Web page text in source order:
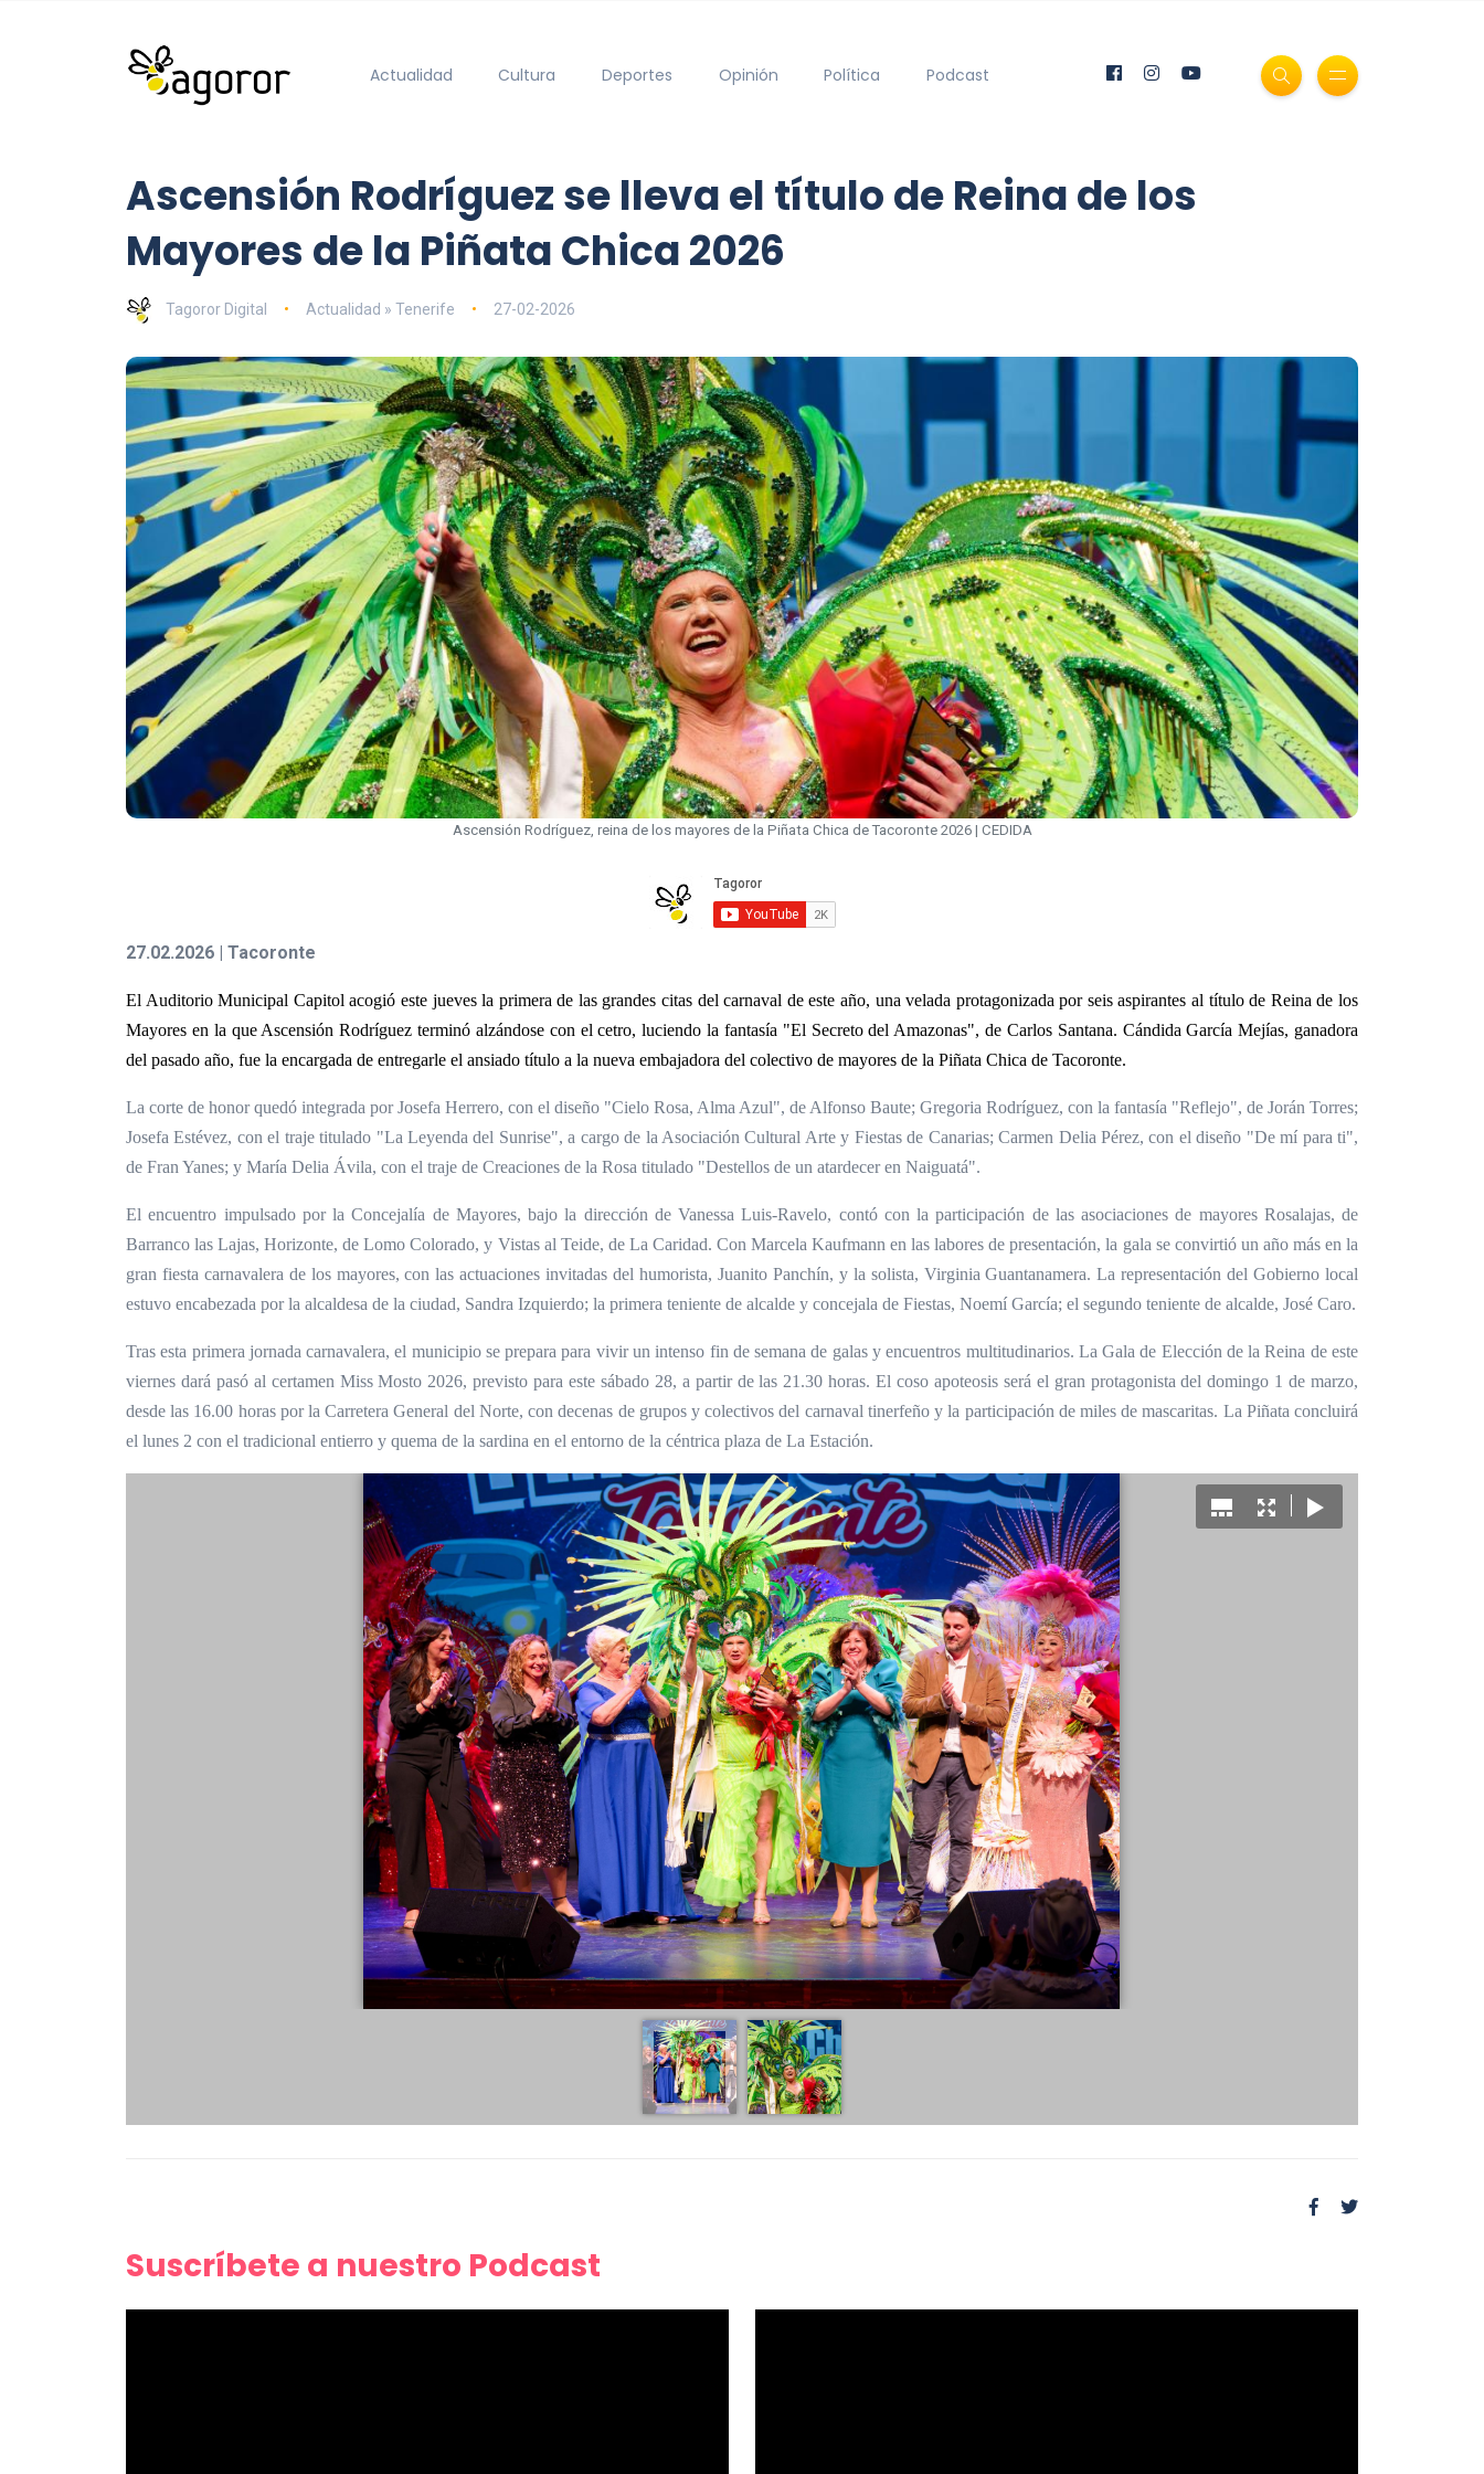
Actualidad Cultura Deportes Opinión Política Podcast
Ascensión Rodríguez se lleva el título de Reina de los
Mayores de la Piñata Chica 2026
Tagoror Digital Actualidad » Tenerife 27-02-2026
Ascensión Rodríguez, reina de los mayores de la Piñata Chica de Tacoronte 2026 | CEDIDA
27.02.2026 | Tacoronte
El Auditorio Municipal Capitol acogió este jueves la primera de las grandes citas del carnaval de este año, una velada protagonizada por seis aspirantes al título de Reina de los
Mayores en la que Ascensión Rodríguez terminó alzándose con el cetro, luciendo la fantasía "El Secreto del Amazonas", de Carlos Santana. Cándida García Mejías, ganadora
del pasado año, fue la encargada de entregarle el ansiado título a la nueva embajadora del colectivo de mayores de la Piñata Chica de Tacoronte.
La corte de honor quedó integrada por Josefa Herrero, con el diseño "Cielo Rosa, Alma Azul", de Alfonso Baute; Gregoria Rodríguez, con la fantasía "Reflejo", de Jorán Torres;
Josefa Estévez, con el traje titulado "La Leyenda del Sunrise", a cargo de la Asociación Cultural Arte y Fiestas de Canarias; Carmen Delia Pérez, con el diseño "De mí para ti",
de Fran Yanes; y María Delia Ávila, con el traje de Creaciones de la Rosa titulado "Destellos de un atardecer en Naiguatá".
El encuentro impulsado por la Concejalía de Mayores, bajo la dirección de Vanessa Luis-Ravelo, contó con la participación de las asociaciones de mayores Rosalajas, de
Barranco las Lajas, Horizonte, de Lomo Colorado, y Vistas al Teide, de La Caridad. Con Marcela Kaufmann en las labores de presentación, la gala se convirtió un año más en la
gran fiesta carnavalera de los mayores, con las actuaciones invitadas del humorista, Juanito Panchín, y la solista, Virginia Guantanamera. La representación del Gobierno local
estuvo encabezada por la alcaldesa de la ciudad, Sandra Izquierdo; la primera teniente de alcalde y concejala de Fiestas, Noemí García; el segundo teniente de alcalde, José Caro.
Tras esta primera jornada carnavalera, el municipio se prepara para vivir un intenso fin de semana de galas y encuentros multitudinarios. La Gala de Elección de la Reina de este
viernes dará pasó al certamen Miss Mosto 2026, previsto para este sábado 28, a partir de las 21.30 horas. El coso apoteosis será el gran protagonista del domingo 1 de marzo,
desde las 16.00 horas por la Carretera General del Norte, con decenas de grupos y colectivos del carnaval tinerfeño y la participación de miles de mascaritas. La Piñata concluirá
el lunes 2 con el tradicional entierro y quema de la sardina en el entorno de la céntrica plaza de La Estación.
Suscríbete a nuestro Podcast